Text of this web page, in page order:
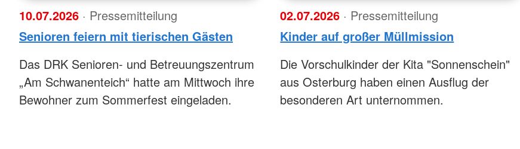
10.07.2026 · Pressemitteilung
Senioren feiern mit tierischen Gästen
Das DRK Senioren- und Betreuungszentrum
„Am Schwanenteich“ hatte am Mittwoch ihre
Bewohner zum Sommerfest eingeladen.
02.07.2026 · Pressemitteilung
Kinder auf großer Müllmission
Die Vorschulkinder der Kita "Sonnenschein"
aus Osterburg haben einen Ausflug der
besonderen Art unternommen.